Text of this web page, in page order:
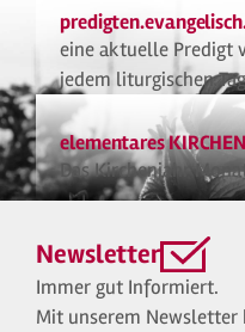
eine aktuelle Predigt
jedem liturgischen Tag
elementares
Das Kirchenjahr
Newsletter
Immer gut Informiert.
Mit unserem Newsletter